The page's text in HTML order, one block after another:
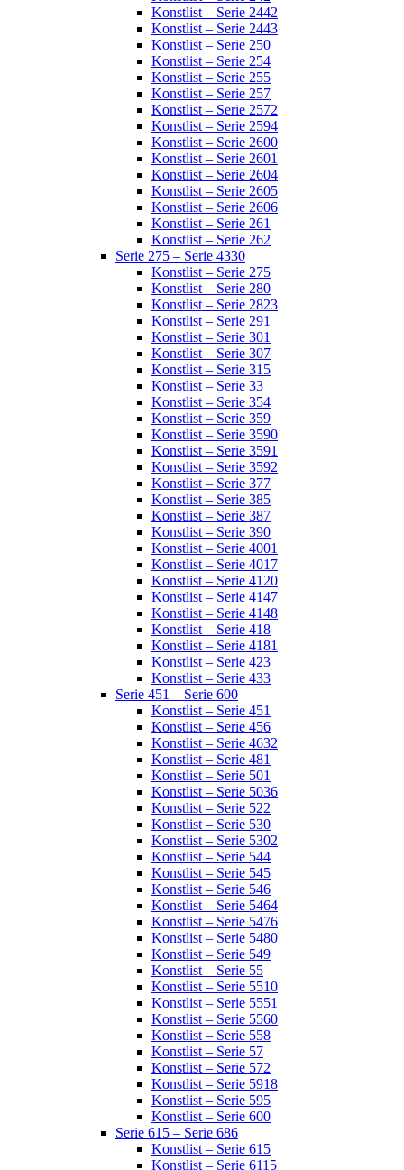
Konstlist – Serie 2442
Konstlist – Serie 2443
Konstlist – Serie 250
Konstlist – Serie 254
Konstlist – Serie 255
Konstlist – Serie 257
Konstlist – Serie 2572
Konstlist – Serie 2594
Konstlist – Serie 2600
Konstlist – Serie 2601
Konstlist – Serie 2604
Konstlist – Serie 2605
Konstlist – Serie 2606
Konstlist – Serie 261
Konstlist – Serie 262
Serie 275 – Serie 4330
Konstlist – Serie 275
Konstlist – Serie 280
Konstlist – Serie 2823
Konstlist – Serie 291
Konstlist – Serie 301
Konstlist – Serie 307
Konstlist – Serie 315
Konstlist – Serie 33
Konstlist – Serie 354
Konstlist – Serie 359
Konstlist – Serie 3590
Konstlist – Serie 3591
Konstlist – Serie 3592
Konstlist – Serie 377
Konstlist – Serie 385
Konstlist – Serie 387
Konstlist – Serie 390
Konstlist – Serie 4001
Konstlist – Serie 4017
Konstlist – Serie 4120
Konstlist – Serie 4147
Konstlist – Serie 4148
Konstlist – Serie 418
Konstlist – Serie 4181
Konstlist – Serie 423
Konstlist – Serie 433
Serie 451 – Serie 600
Konstlist – Serie 451
Konstlist – Serie 456
Konstlist – Serie 4632
Konstlist – Serie 481
Konstlist – Serie 501
Konstlist – Serie 5036
Konstlist – Serie 522
Konstlist – Serie 530
Konstlist – Serie 5302
Konstlist – Serie 544
Konstlist – Serie 545
Konstlist – Serie 546
Konstlist – Serie 5464
Konstlist – Serie 5476
Konstlist – Serie 5480
Konstlist – Serie 549
Konstlist – Serie 55
Konstlist – Serie 5510
Konstlist – Serie 5551
Konstlist – Serie 5560
Konstlist – Serie 558
Konstlist – Serie 57
Konstlist – Serie 572
Konstlist – Serie 5918
Konstlist – Serie 595
Konstlist – Serie 600
Serie 615 – Serie 686
Konstlist – Serie 615
Konstlist – Serie 6115